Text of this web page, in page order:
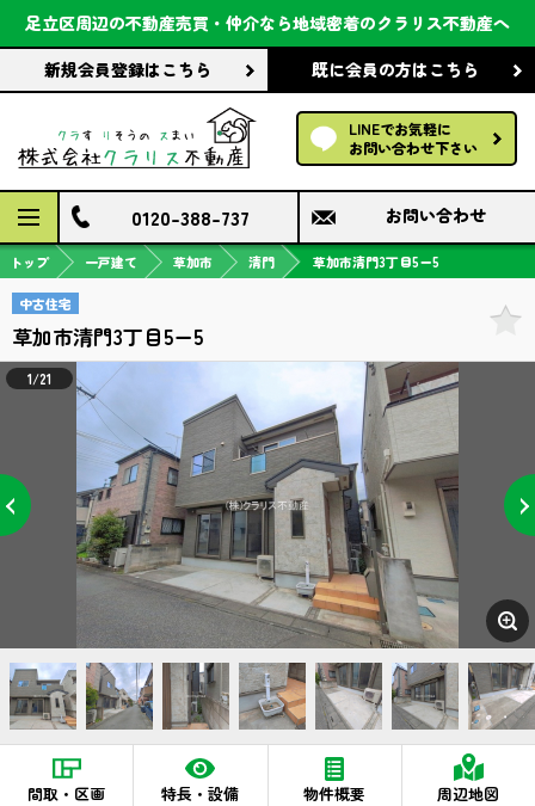
足立区周辺の不動産売買・仲介なら地域密着のクラリス不動産へ
新規会員登録はこちら 既に会員の方はこちら
LINEでお気軽に
お問い合わせ下さい
会社案内
前回の履歴で探す
保存した条件で探す
検討中の物件
0120-388-737 お問い合わせ
トップ 一戸建て 草加市 清門 草加市清門3丁目5ー5
中古住宅
草加市清門3丁目5ー5
1/21
間取・区画 特長・設備 物件概要 周辺地図